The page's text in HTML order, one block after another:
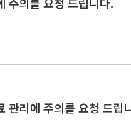
관리에 주의를 요청 드립